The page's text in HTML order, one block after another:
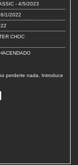
- 4/5/2023
6/1/2022
CHOC
perderte nada. Introduce